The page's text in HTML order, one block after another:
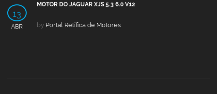
13
ABR
MOTOR DO JAGUAR XJS 5.3 6.0 V12
by Portal Retífica de Motores